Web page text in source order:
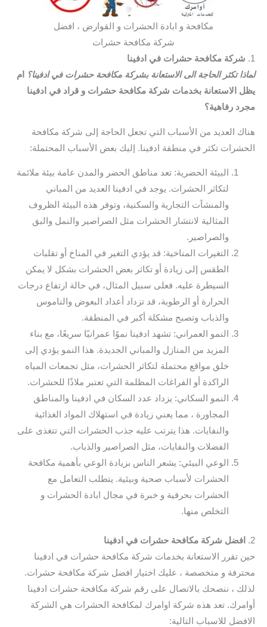
مكافحة و ابادة الحشرات و القوارض ، افضل
شركة مكافحة حشرات
1.
شركة مكافحة حشرات في ادفينا
لماذا تكثر الحاجة الى الاستعانة بشركة مكافحة حشرات في ادفينا؟
ام
يظل الاستعانة بخدمات شركة مكافحة حشرات و قراد في ادفينا
مجرد رفاهية؟
هناك العديد من الأسباب التي تجعل الحاجة إلى شركة مكافحة
الحشرات تكثر في منطقة ادفينا. إليك بعض الأسباب المحتملة:
البيئة الحضرية: تعد مناطق الحضر والمدن عامة بيئة ملائمة
لتكاثر الحشرات. يوجد في ادفينا العديد من المباني
والمنشآت التجارية والسكنية، وتوفر هذه البيئة الظروف
المثالية لانتشار الحشرات مثل الصراصير والنمل والبق
والصراصير.
التغيرات المناخية: قد يؤدي التغير في المناخ أو تقلبات
الطقس إلى زيادة أو تكاثر بعض الحشرات بشكل لا يمكن
السيطرة عليه. فعلى سبيل المثال، في حالة ارتفاع درجات
الحرارة أو الرطوبة، قد تزداد أعداد البعوض والناموس
والذباب وتصبح مشكلة أكبر في المنطقة.
النمو العمراني: تشهد ادفينا نموًا عمرانيًا سريعًا، مع بناء
المزيد من المنازل والمباني الجديدة. هذا النمو يؤدي إلى
خلق مواقع محتملة لتكاثر الحشرات، مثل تجمعات المياه
الراكدة أو الفراغات المظلمة التي تعتبر ملاذًا للحشرات.
النمو السكاني: يزداد عدد السكان في ادفينا والمناطق
المجاورة ، مما يعني زيادة في استهلاك المواد الغذائية
والنفايات. هذا يترتب عليه جذب الحشرات التي تتغذى على
الفضلات والنفايات، مثل الصراصير والذباب.
الوعي البيئي: يشعر الناس بزيادة الوعي بأهمية مكافحة
الحشرات لأسباب صحية وبيئية. يتطلب التعامل مع
الحشرات بحرفية و خبرة في مجال ابادة الحشرات و
التخلص منها.
2.
افضل شركة مكافحة حشرات في ادفينا
حين تقرر الاستعانة بخدمات شركة مكافحة حشرات في ادفينا
محترفة و متخصصة ، عليك اختيار افضل شركة مكافحة حشرات.
لذلك ، ننصحك بالاتصال على رقم شركة مكافحة حشرات ادفينا
أوامرك. تعد هذه شركة اوامرك لمكافحة الحشرات هي الشركة
الافضل للاسباب التالية: